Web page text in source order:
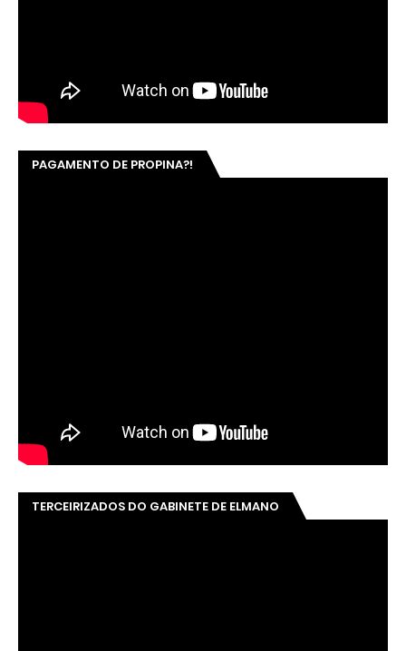
PAGAMENTO DE PROPINA?!
TERCEIRIZADOS DO GABINETE DE ELMANO